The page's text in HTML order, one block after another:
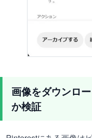
画像をダウンロ
か検証